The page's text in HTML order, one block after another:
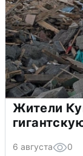
Жители
6 августа 0